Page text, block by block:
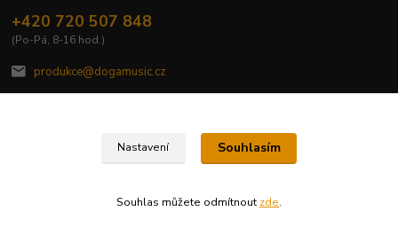
+420 720 507 848
(Po-Pá, 8-16 hod.)
produkce@dogamusic.cz
2022 © DOGA MUSIC, s.r.o.
Nastavení Souhlasím
Souhlas můžete odmítnout zde.